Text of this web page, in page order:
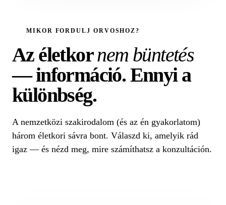
MIKOR FORDULJ ORVOSHOZ?
Az életkornem büntetés
— információ. Ennyi a
különbség.
A nemzetközi szakirodalom (és az én gyakorlatom)
három életkori sávra bont. Válaszd ki, amelyik rád
igaz — és nézd meg, mire számíthatsz a konzultáción.